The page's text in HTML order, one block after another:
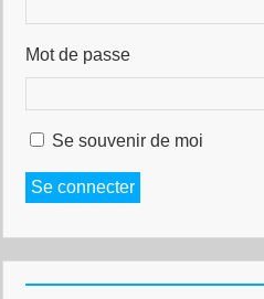
Mot de passe
Se souvenir de moi
Se connecter